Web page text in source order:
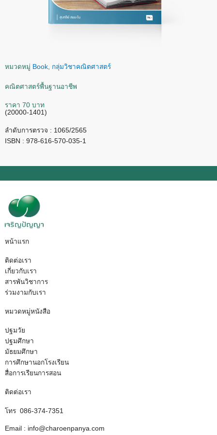
หมวดหมู่ Book, กลุ่มวิชาคณิตศาสตร์
คณิตศาสตร์พื้นฐานอาชีพ
ราคา 70 บาท
(20000-1401)
ลำดับการตรวจ : 1065/2565
ISBN : 978-616-570-035-1
หน้าแรก
ติดต่อเรา
เกี่ยวกับเรา
สารพันวิชาการ
ร่วมงามกับเรา
หมวดหมู่หนังสือ
ปฐมวัย
ปฐมศึกษา
มัธยมศึกษา
การศึกษานอกโรงเรียน
สื่อการเรียนการสอน
ติดต่อเรา
โทร 086-374-7351
Email : info@charoenpanya.com